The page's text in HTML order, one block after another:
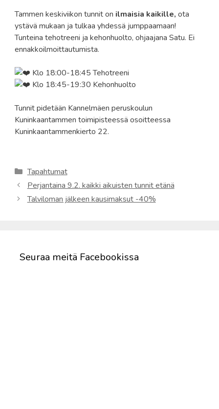
Tammen keskiviikon tunnit on ilmaisia kaikille, ota
ystävä mukaan ja tulkaa yhdessä jumppaamaan!
Tunteina tehotreeni ja kehonhuolto, ohjaajana Satu. Ei
ennakkoilmoittautumista.
Klo 18:00-18:45 Tehotreeni
Klo 18:45-19:30 Kehonhuolto
Tunnit pidetään Kannelmäen peruskoulun
Kuninkaantammen toimipisteessä osoitteessa
Kuninkaantammenkierto 22.
Kategoriat
Tapahtumat
Perjantaina 9.2. kaikki aikuisten tunnit etänä
Talviloman jälkeen kausimaksut -40%
Seuraa meitä Facebookissa